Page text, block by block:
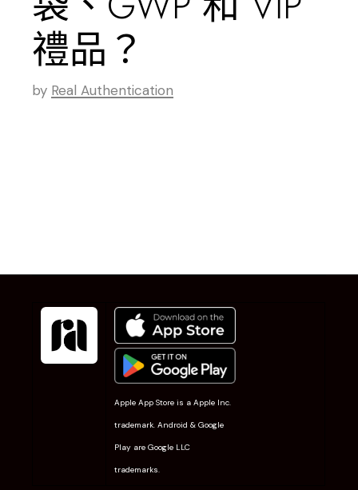
禮品？
by Real Authentication
Apple App Store is a Apple Inc.
trademark. Android & Google
Play are Google LLC
trademarks.